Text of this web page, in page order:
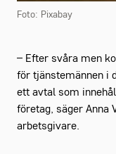
Foto: Pixabay
– Efter svåra men
för tjänstemännen i
ett avtal som
företag, säger Anna
arbetsgivare.